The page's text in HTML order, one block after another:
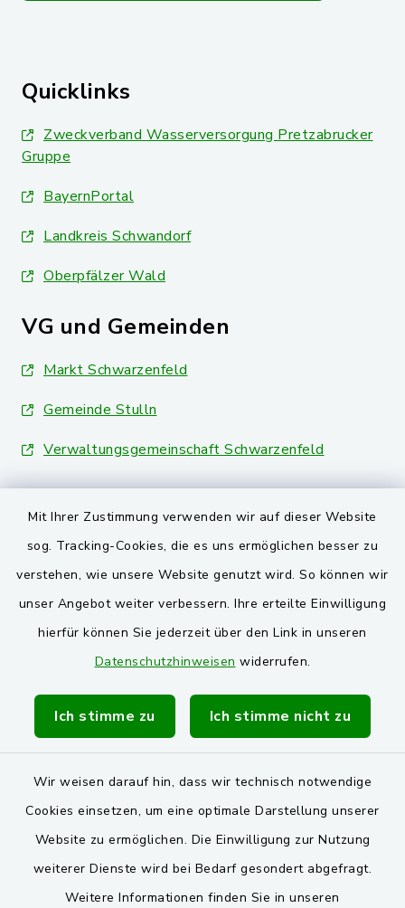
Mit Ihrer Zustimmung verwenden wir auf dieser Website
sog. Tracking-Cookies, die es uns ermöglichen besser zu
verstehen, wie unsere Website genutzt wird. So können wir
unser Angebot weiter verbessern. Ihre erteilte Einwilligung
hierfür können Sie jederzeit über den Link in unseren
Datenschutzhinweisen widerrufen.
Ich stimme zu Ich stimme nicht zu
Wir weisen darauf hin, dass wir technisch notwendige
Cookies einsetzen, um eine optimale Darstellung unserer
Website zu ermöglichen. Die Einwilligung zur Nutzung
weiterer Dienste wird bei Bedarf gesondert abgefragt.
Weitere Informationen finden Sie in unseren
Quicklinks
Zweckverband Wasserversorgung Pretzabrucker
Gruppe
BayernPortal
Landkreis Schwandorf
Oberpfälzer Wald
VG und Gemeinden
Markt Schwarzenfeld
Gemeinde Stulln
Verwaltungsgemeinschaft Schwarzenfeld